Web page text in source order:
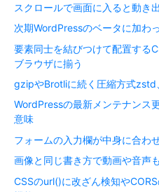
スクロールで画面に入ると動き
次期WordPressのベータに加わ
要素同士を結びつけて配置する
ブラウザに揃う
gzipやBrotliに続く圧縮方式zstd
WordPressの最新メンテナンス
意味
フォームの入力欄が中身に合わ
画像と同じ書き方で動画や音声
CSSのurl()に改ざん検知や